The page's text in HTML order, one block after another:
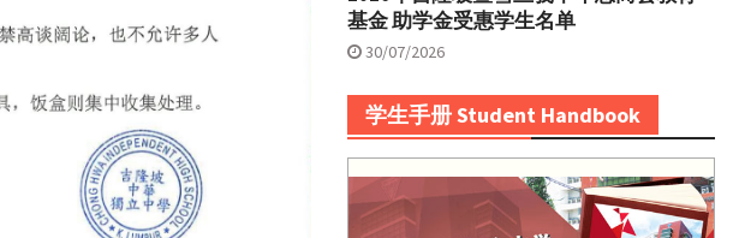
基金 助学金受惠学生名单
30/07/2026
学生手册 Student Handbook